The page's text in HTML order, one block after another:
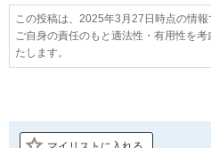
この投稿は、2025年3月27日時点の情報
ご自身の責任のもと適法性・有用性を
たします。